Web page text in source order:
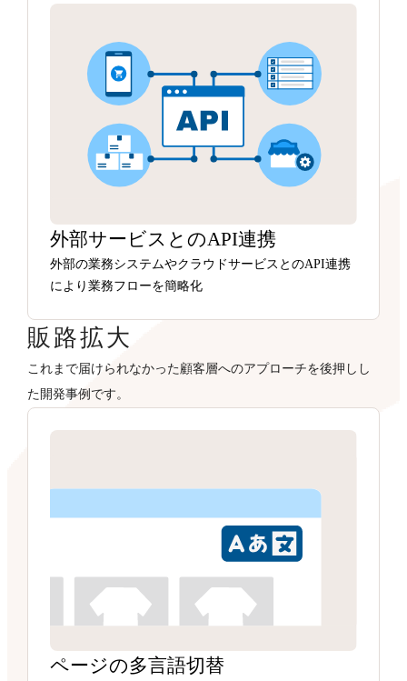
外部サービスとのAPI連携
外部の業務システムやクラウドサービスとのAPI連携
により業務フローを簡略化
販路拡大
これまで届けられなかった顧客層へのアプローチを後押しし
た開発事例です。
ページの多言語切替